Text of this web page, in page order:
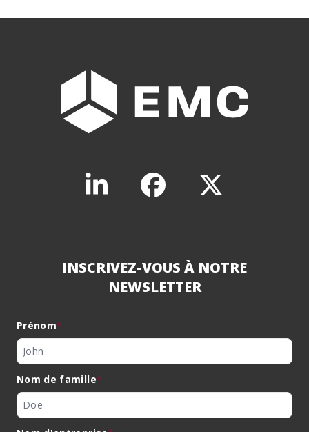
INSCRIVEZ-VOUS À NOTRE
NEWSLETTER
Prénom*
Nom de famille*